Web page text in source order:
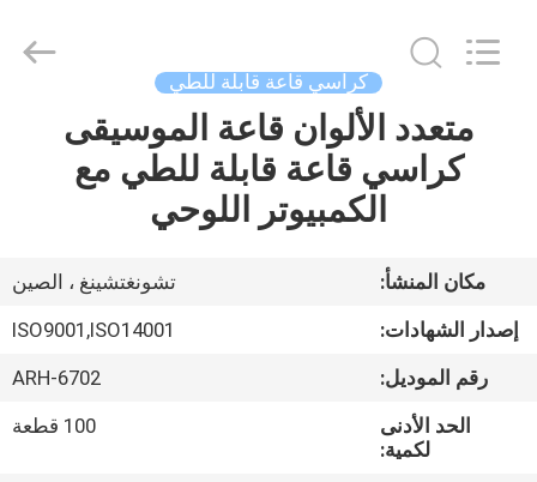
منزل،
معلومات
جولة
Commercial
Co.,Ltd.
كراسي قاعة قابلة للطي
متعدد الألوان قاعة الموسيقى
كراسي قاعة قابلة للطي مع
الكمبيوتر اللوحي
مكان المنشأ:
تشونغتشينغ ، الصين
إصدار الشهادات:
ISO9001,ISO14001
رقم الموديل:
ARH-6702
الحد الأدنى
لكمية:
100 قطعة